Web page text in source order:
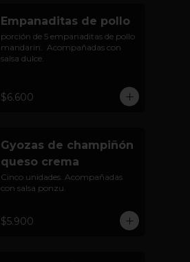
Empanaditas de pollo
porción de 5 empanaditas de pollo
mandarin.  Acompañadas con
salsa dulce.
$6.600
Gyozas de champiñón
queso crema
Cinco unidades. Acompañadas
con salsa ponzu.
$5.900